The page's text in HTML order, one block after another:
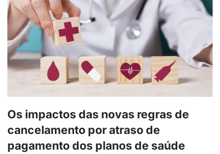
Os impactos das novas regras de
cancelamento por atraso de
pagamento dos planos de saúde